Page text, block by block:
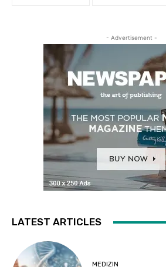
- Advertisement -
LATEST ARTICLES
MEDIZIN